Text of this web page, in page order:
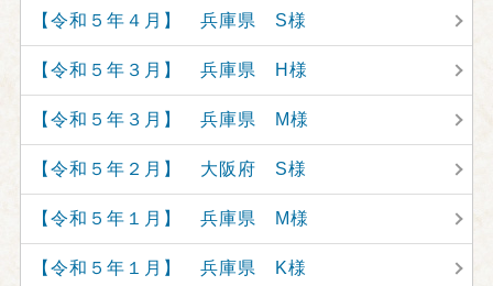
【令和５年４月】 兵庫県 S様
【令和５年３月】 兵庫県 H様
【令和５年３月】 兵庫県 M様
【令和５年２月】 大阪府 S様
【令和５年１月】 兵庫県 M様
【令和５年１月】 兵庫県 K様